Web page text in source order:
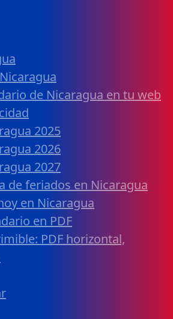
de Nicaragua en tu web
2025
2026
2027
de feriados en Nicaragua
en Nicaragua
en PDF
PDF horizontal,